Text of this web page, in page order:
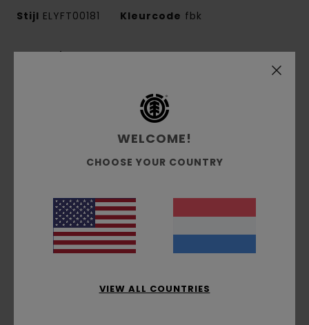
Stijl ELYFT00181 Kleurcode fbk
Kenmerken
Mainline-collectie
French terry polar fleece van katoen en
Waterdichtheid: Stof met duurzame
waterafstotende behandeling (DWR) die je
Verfbehandeling/Wasbehandeling:Met
pigment geverfd
Fit:Relaxed fit
Halslijn:Vaste capuchon
WELCOME!
CHOOSE YOUR COUNTRY
VIEW ALL COUNTRIES